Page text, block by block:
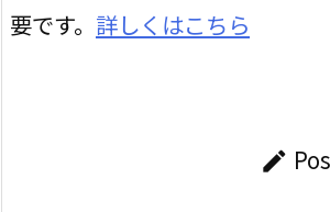
要です。 詳しくはこちら
